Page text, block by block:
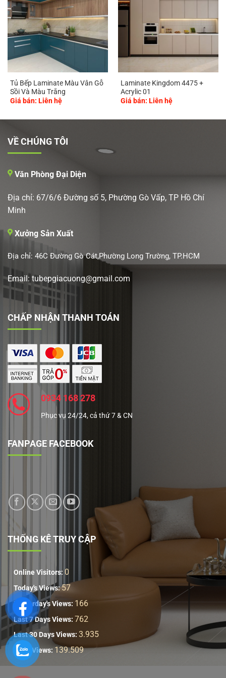
Tủ Bếp Laminate Màu Vân Gỗ
Sồi Và Màu Trắng
Giá bán: Liên hệ
Laminate Kingdom 4475 +
Acrylic 01
Giá bán: Liên hệ
VỀ CHÚNG TÔI
Văn Phòng Đại Diện
Địa chỉ: 67/6/6 Đường số 5, Phường Gò Vấp, TP Hồ Chí
Minh
Xưởng Sản Xuất
Địa chỉ: 46C Đường Gò Cát,Phường Long Trường, TP.HCM
Email: tubepgiacuong@gmail.com
CHẤP NHẬN THANH TOÁN
0934 168 278
Phục vụ 24/24, cả thứ 7 & CN
FANPAGE FACEBOOK
THỐNG KÊ TRUY CẬP
Online Visitors: 0
Today's Views:57
Yesterday's Views: 166
Last 7 Days Views: 762
Last 30 Days Views: 3.935
Total Views:139.509